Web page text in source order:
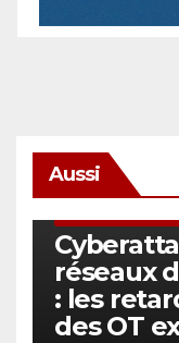
Aussi
réseaux
: les
des OT